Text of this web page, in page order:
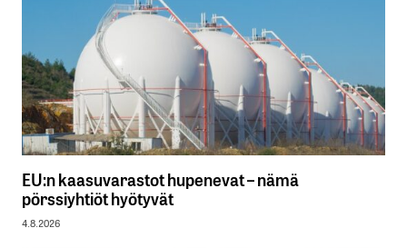
EU:n kaasuvarastot hupenevat – nämä
pörssiyhtiöt hyötyvät
4.8.2026